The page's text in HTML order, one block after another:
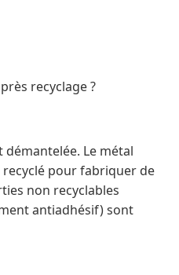
recyclage ?
démantelée. Le métal
recyclé pour fabriquer de
non recyclables
antiadhésif) sont